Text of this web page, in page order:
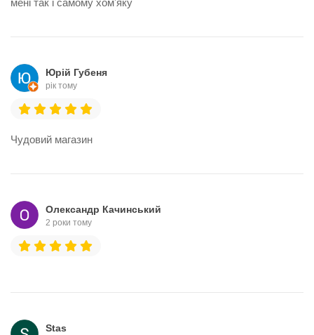
мені так і самому хомʼяку
Юрій Губеня
рік тому
Чудовий магазин
Олександр Качинський
2 роки тому
Stas